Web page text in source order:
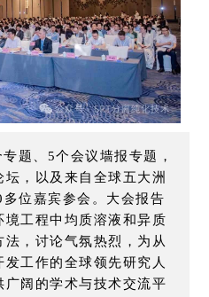
题、5个会议墙报专题，
，以及来自全球五大洲
位嘉宾参会。大会报告
工程中均质溶液和异质
，讨论气氛热烈，为从
工作的全球领先研究人
广阔的学术与技术交流平